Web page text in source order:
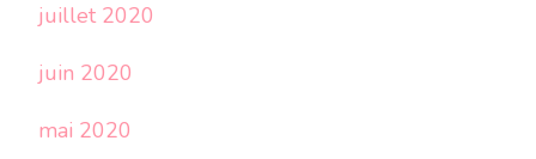
juillet 2020
juin 2020
mai 2020